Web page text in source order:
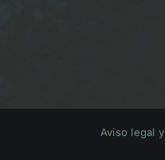
Aviso legal